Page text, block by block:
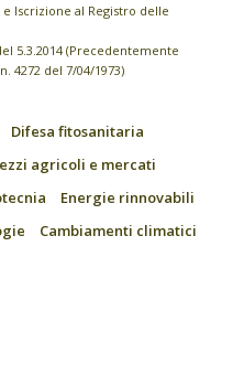
Iscrizione al Registro delle
5.3.2014 (Precedentemente
4272 del 7/04/1973)
Difesa fitosanitaria
agricoli e mercati
Energie rinnovabili
Cambiamenti climatici